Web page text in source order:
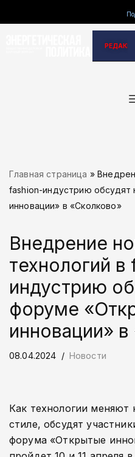
Главная страница »
fashion-индустрию
инновации» в «Сколково»
Внедрение
технологий
индустрию
форуме
инновации»
08.04.2024 Новости
Как технологии меняют
стиле, обсудят
форума «Открытые